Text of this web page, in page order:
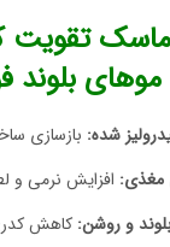
تقویت
بلوند
شده: بازسازی
مغذی: افزایش نرمی و
و روشن: کاهش